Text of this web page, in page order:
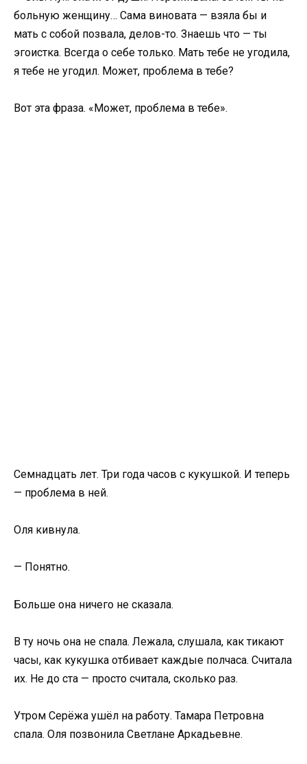
больную женщину… Сама виновата — взяла бы и
мать с собой позвала, делов-то. Знаешь что — ты
эгоистка. Всегда о себе только. Мать тебе не угодила,
я тебе не угодил. Может, проблема в тебе?
Вот эта фраза. «Может, проблема в тебе».
Семнадцать лет. Три года часов с кукушкой. И теперь
— проблема в ней.
Оля кивнула.
— Понятно.
Больше она ничего не сказала.
В ту ночь она не спала. Лежала, слушала, как тикают
часы, как кукушка отбивает каждые полчаса. Считала
их. Не до ста — просто считала, сколько раз.
Утром Серёжа ушёл на работу. Тамара Петровна
спала. Оля позвонила Светлане Аркадьевне.